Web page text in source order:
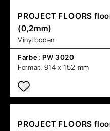
PROJECT FLOORS
(0,2mm)
Vinylboden
Farbe: PW 3020
Format: 914 x 152 mm
PROJECT FLOORS